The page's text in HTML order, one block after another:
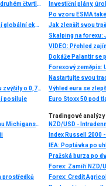
Výrazné oživení tuzemské průmyslové produkce v druhém čtvrtletí
Makro: Světová banka letos čeká jen mírné zlepšení globální ekonomiky
Makro: Ceny průmyslových výrobců USA se v únoru zvýšily o 0,7pct
posiluje
Jak zlepšit svou
VIDEO: Přehled
Forexový zeměpis:
Nastartujte svou
Výhled eura se
Euro Stoxx 50 pod
Výsledky průzkumu Michiganské univerzity
prostředků
Tradingové analýzy
NZD/USD -
Index Russell 2000
Pražská burza po
Forex: Zamíří NZD/
Forex: Credit